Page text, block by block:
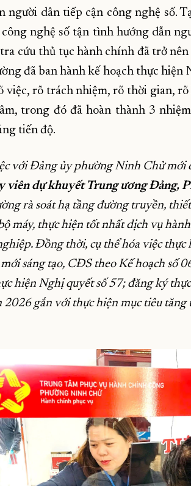
người dân tiếp cận công nghệ số.
nghệ số tận tình hướng dẫn
cứu thủ tục hành chính đã trở
đã ban hành kế hoạch thực hiện
việc, rõ trách nhiệm, rõ thời gian,
trong đó đã hoàn thành 3
tiến độ.
với Đảng ủy phường Ninh Chử mới
viên dự khuyết Trung ương Đảng,
rà soát hạ tầng đường truyền,
máy, thực hiện tốt nhất dịch vụ
Đồng thời, cụ thể hóa việc thực
sáng tạo, CĐS theo Kế hoạch số
hiện Nghị quyết số 57; đăng ký
2026 gắn với thực hiện mục tiêu tăng